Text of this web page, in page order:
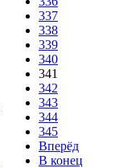
337
338
339
340
341
342
343
344
345
Вперёд
В конец